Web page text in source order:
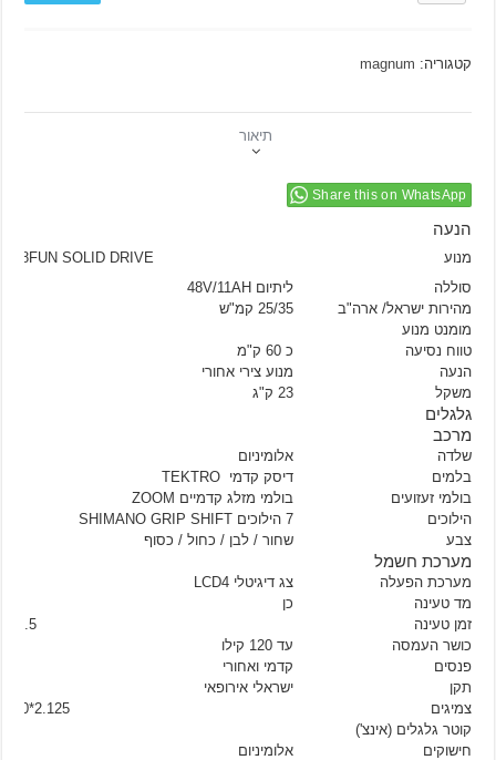
קטגוריה: magnum
תיאור
Share this on WhatsApp
הנעה
מנוע
8FUN SOLID DRIVE
סוללה
ליתיום 48V/11AH
מהירות ישראל/ ארה"ב
25/35 קמ"ש
מומנט מנוע
טווח נסיעה
כ 60 ק"מ
הנעה
מנוע צירי אחורי
משקל
23 ק"ג
גלגלים
מרכב
שלדה
אלומיניום
בלמים
דיסק קדמי TEKTRO
בולמי זעזועים
בולמי מזלג קדמיים ZOOM
הילוכים
7 הילוכים SHIMANO GRIP SHIFT
צבע
שחור / לבן / כחול / כסוף
מערכת חשמל
מערכת הפעלה
צג דיגיטלי LCD4
מד טעינה
כן
זמן טעינה
5.5 שעות
כושר העמסה
עד 120 קילו
פנסים
קדמי ואחורי
תקן
ישראלי אירופאי
צמיגים
20*2.125
קוטר גלגלים (אינצ')
חישוקים
אלומיניום